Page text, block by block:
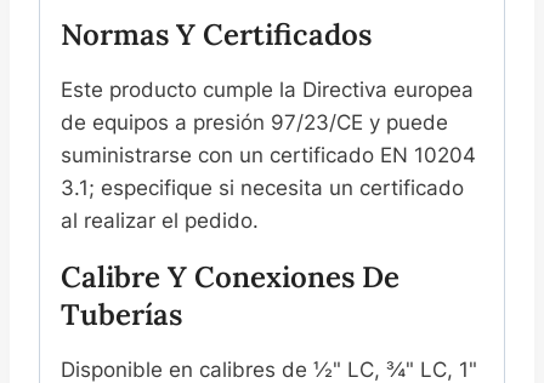
Normas Y Certificados
Este producto cumple la Directiva europea
de equipos a presión 97/23/CE y puede
suministrarse con un certificado EN 10204
3.1; especifique si necesita un certificado
al realizar el pedido.
Calibre Y Conexiones De
Tuberías
Disponible en calibres de ½" LC, ¾" LC, 1"